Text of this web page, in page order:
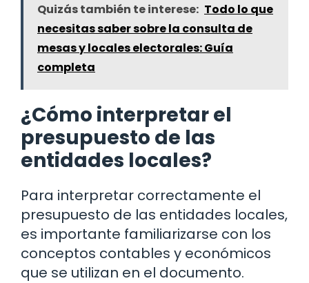
Quizás también te interese: Todo lo que
necesitas saber sobre la consulta de
mesas y locales electorales: Guía
completa
¿Cómo interpretar el
presupuesto de las
entidades locales?
Para interpretar correctamente el
presupuesto de las entidades locales,
es importante familiarizarse con los
conceptos contables y económicos
que se utilizan en el documento.